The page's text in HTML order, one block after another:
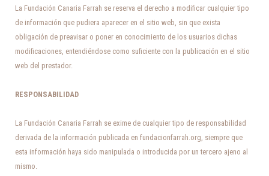
La Fundación Canaria Farrah se reserva el derecho a modificar cualquier tipo
de información que pudiera aparecer en el sitio web, sin que exista
obligación de preavisar o poner en conocimiento de los usuarios dichas
modificaciones, entendiéndose como suficiente con la publicación en el sitio
web del prestador.
RESPONSABILIDAD
La Fundación Canaria Farrah se exime de cualquier tipo de responsabilidad
derivada de la información publicada en fundacionfarrah.org, siempre que
esta información haya sido manipulada o introducida por un tercero ajeno al
mismo.